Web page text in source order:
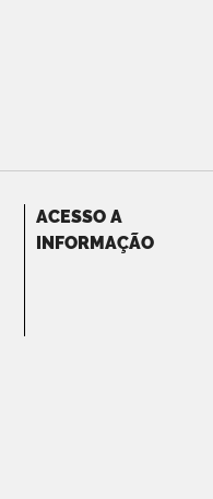
ACESSO A
INFORMAÇÃO